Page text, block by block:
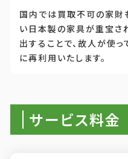
国内では買取不可の家財
い日本製の家具が重宝さ
出することで、故人が使
に再利用いたします。
サービス料金